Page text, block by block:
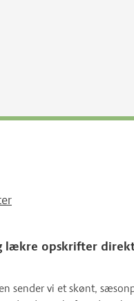
lækre opskrifter
sender vi et skønt,